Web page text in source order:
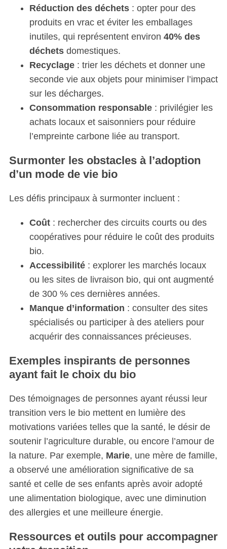
Réduction des déchets: opter pour des
produits en vrac et éviter les emballages
inutiles, qui représentent environ 40% des
déchetsdomestiques.
Recyclage: trier les déchets et donner une
seconde vie aux objets pour minimiser l’impact
sur les décharges.
Consommation responsable: privilégier les
achats locaux et saisonniers pour réduire
l’empreinte carbone liée au transport.
Surmonter les obstacles à l’adoption
d’un mode de vie bio
Les défis principaux à surmonter incluent :
Coût: rechercher des circuits courts ou des
coopératives pour réduire le coût des produits
bio.
Accessibilité: explorer les marchés locaux
ou les sites de livraison bio, qui ont augmenté
de 300 % ces dernières années.
Manque d’information : consulter des sites
spécialisés ou participer à des ateliers pour
acquérir des connaissances précieuses.
Exemples inspirants de personnes
ayant fait le choix du bio
Des témoignages de personnes ayant réussi leur
transition vers le bio mettent en lumière des
motivations variées telles que la santé, le désir de
soutenir l’agriculture durable, ou encore l’amour de
la nature. Par exemple, Marie, une mère de famille,
a observé une amélioration significative de sa
santé et celle de ses enfants après avoir adopté
une alimentation biologique, avec une diminution
des allergies et une meilleure énergie.
Ressources et outils pour accompagner